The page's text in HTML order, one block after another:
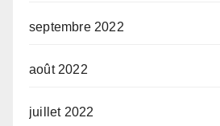
septembre 2022
août 2022
juillet 2022